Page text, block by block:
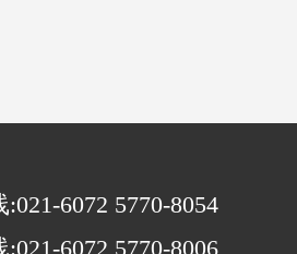
6072 5770-8054
6072 5770-8006